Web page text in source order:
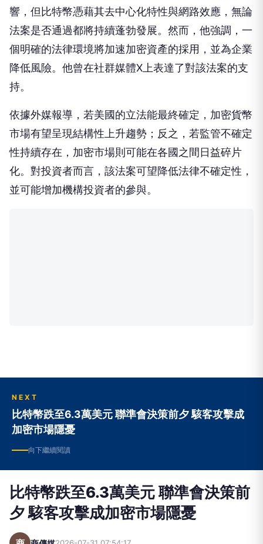
響，但比特幣憑藉其去中心化特性與網路效應，無論
法案是否通過都將持續蓬勃發展。然而，他強調，一
個明確的法律環境將加速加密資產的採用，並為企業
降低風險。他曾在社群媒體X上表達了對該法案的支
持。
依據外媒報導，若美國的立法能最終確定，加密貨幣
市場有望呈現結構性上升趨勢；反之，若監管不確定
性持續存在，加密市場則可能在各國之間日益碎片
化。對投資者而言，該法案可望降低法律不確定性，
並可能增加機構投資者的參與。
NEXT
比特幣跌至6.3萬美元 聯準會決策前夕 駭客攻擊成
加密市場隱憂
向下繼續閱讀
比特幣跌至6.3萬美元 聯準會決策前
夕 駭客攻擊成加密市場隱憂